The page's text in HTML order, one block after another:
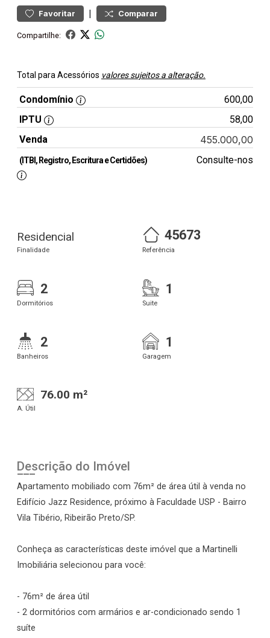
Favoritar | Comparar
Compartilhe:
Total para Acessórios valores sujeitos a alteração.
Condomínio
600,00
IPTU
58,00
Venda
455.000,00
(ITBI, Registro, Escritura e Certidões) Consulte-nos
Residencial
Finalidade
45673
Referência
2
Dormitórios
1
Suite
2
Banheiros
1
Garagem
76.00 m²
A. Útil
Descrição do Imóvel
Apartamento mobiliado com 76m² de área útil à venda no
Edifício Jazz Residence, próximo à Faculdade USP - Bairro
Vila Tibério, Ribeirão Preto/SP.
Conheça as características deste imóvel que a Martinelli
Imobiliária selecionou para você:
- 76m² de área útil
- 2 dormitórios com armários e ar-condicionado sendo 1
suíte